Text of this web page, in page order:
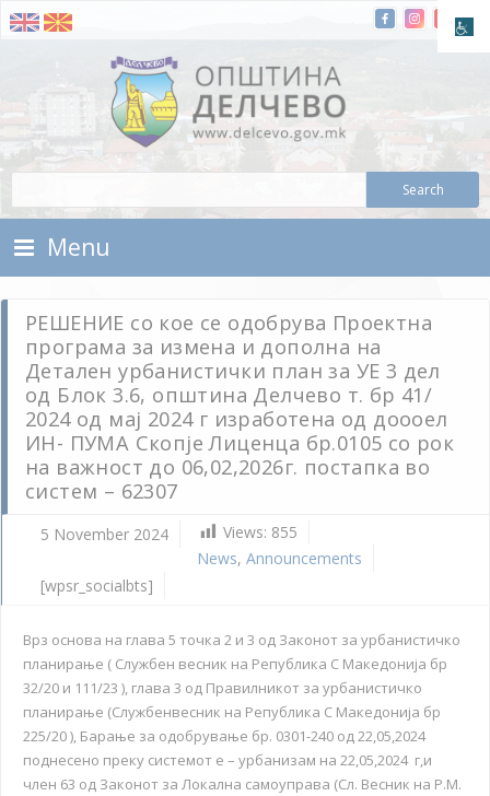
Skip To Content
Municipality of Delchevo
Menu
РЕШЕНИЕ со кое се одобрува Проектна
програма за измена и дополна на
Детален урбанистички план за УЕ 3 дел
од Блок 3.6, општина Делчево т. бр 41/
2024 од мај 2024 г изработена од доооел
ИН- ПУМА Скопје Лиценца бр.0105 со рок
на важност до 06,02,2026г. постапка во
систем – 62307
5 November 2024 Views: 855
News, Announcements
[wpsr_socialbts]
Врз основа на глава 5 точка 2 и 3 од Законот за урбанистичко
планирање ( Службен весник на Република С Македонија бр
32/20 и 111/23 ), глава 3 од Правилникот за урбанистичко
планирање (Службенвесник на Република С Македонија бр
225/20 ), Барање за одобрување бр. 0301-240 од 22,05,2024
поднесено преку системот е – урбанизам на 22,05,2024 г,и
член 63 од Законот за Локална самоуправа (Сл. Весник на Р.М.